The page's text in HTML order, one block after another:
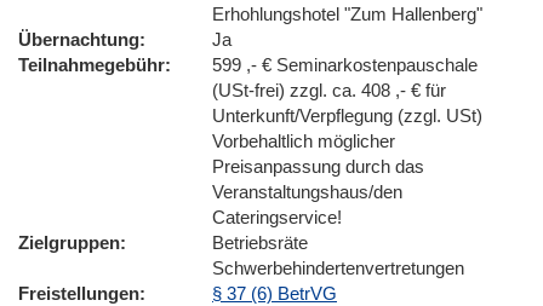
Erhohlungshotel "Zum Hallenberg"
Übernachtung
Ja
Teilnahmegebühr
599 ,- € Seminarkostenpauschale
(USt-frei) zzgl. ca. 408 ,- € für
Unterkunft/Verpflegung (zzgl. USt)
Vorbehaltlich möglicher
Preisanpassung durch das
Veranstaltungshaus/den
Cateringservice!
Zielgruppen
Betriebsräte
Schwerbehindertenvertretungen
Freistellungen
§ 37 (6) BetrVG